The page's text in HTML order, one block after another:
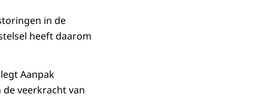
in de
heeft daarom
Aanpak
veerkracht van